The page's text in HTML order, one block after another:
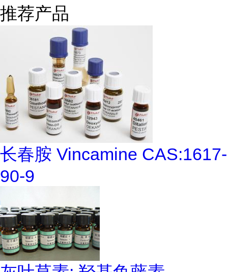
推荐产品
长春胺 Vincamine CAS:1617-
90-9